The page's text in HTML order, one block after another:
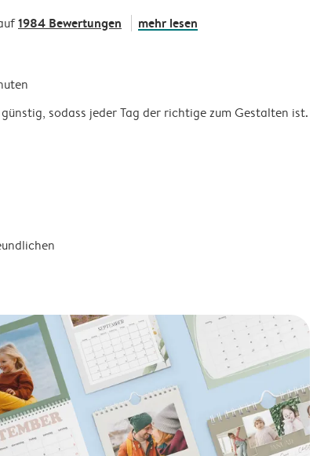
1984 Bewertungen mehr lesen
sodass jeder Tag der richtige zum Gestalten ist.